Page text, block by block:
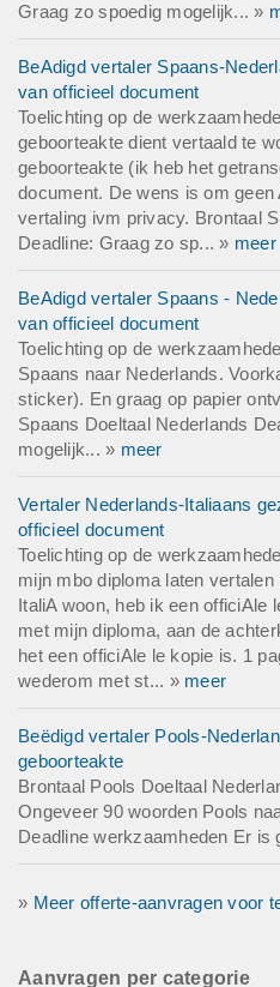
Graag zo spoedig mogelijk... »
BeAdigd vertaler Spaans-
van officieel document
Toelichting op de
geboorteakte dient vertaald te
geboorteakte (ik heb het
document. De wens is om
vertaling ivm privacy. Brontaal
Deadline: Graag zo sp... » meer
BeAdigd vertaler Spaans -
van officieel document
Toelichting op de
Spaans naar Nederlands.
sticker). En graag op papier
Spaans Doeltaal Nederlands
mogelijk... » meer
Vertaler Nederlands-Italiaans
officieel document
Toelichting op de
mijn mbo diploma laten
ItaliA woon, heb ik een officiAle
met mijn diploma, aan de
het een officiAle le kopie is. 1
wederom met st... » meer
Beëdigd vertaler Pools-
geboorteakte
Brontaal Pools Doeltaal
Ongeveer 90 woorden Pools
Deadline werkzaamheden Er is
» Meer offerte-aanvragen voor
Aanvragen per categorie